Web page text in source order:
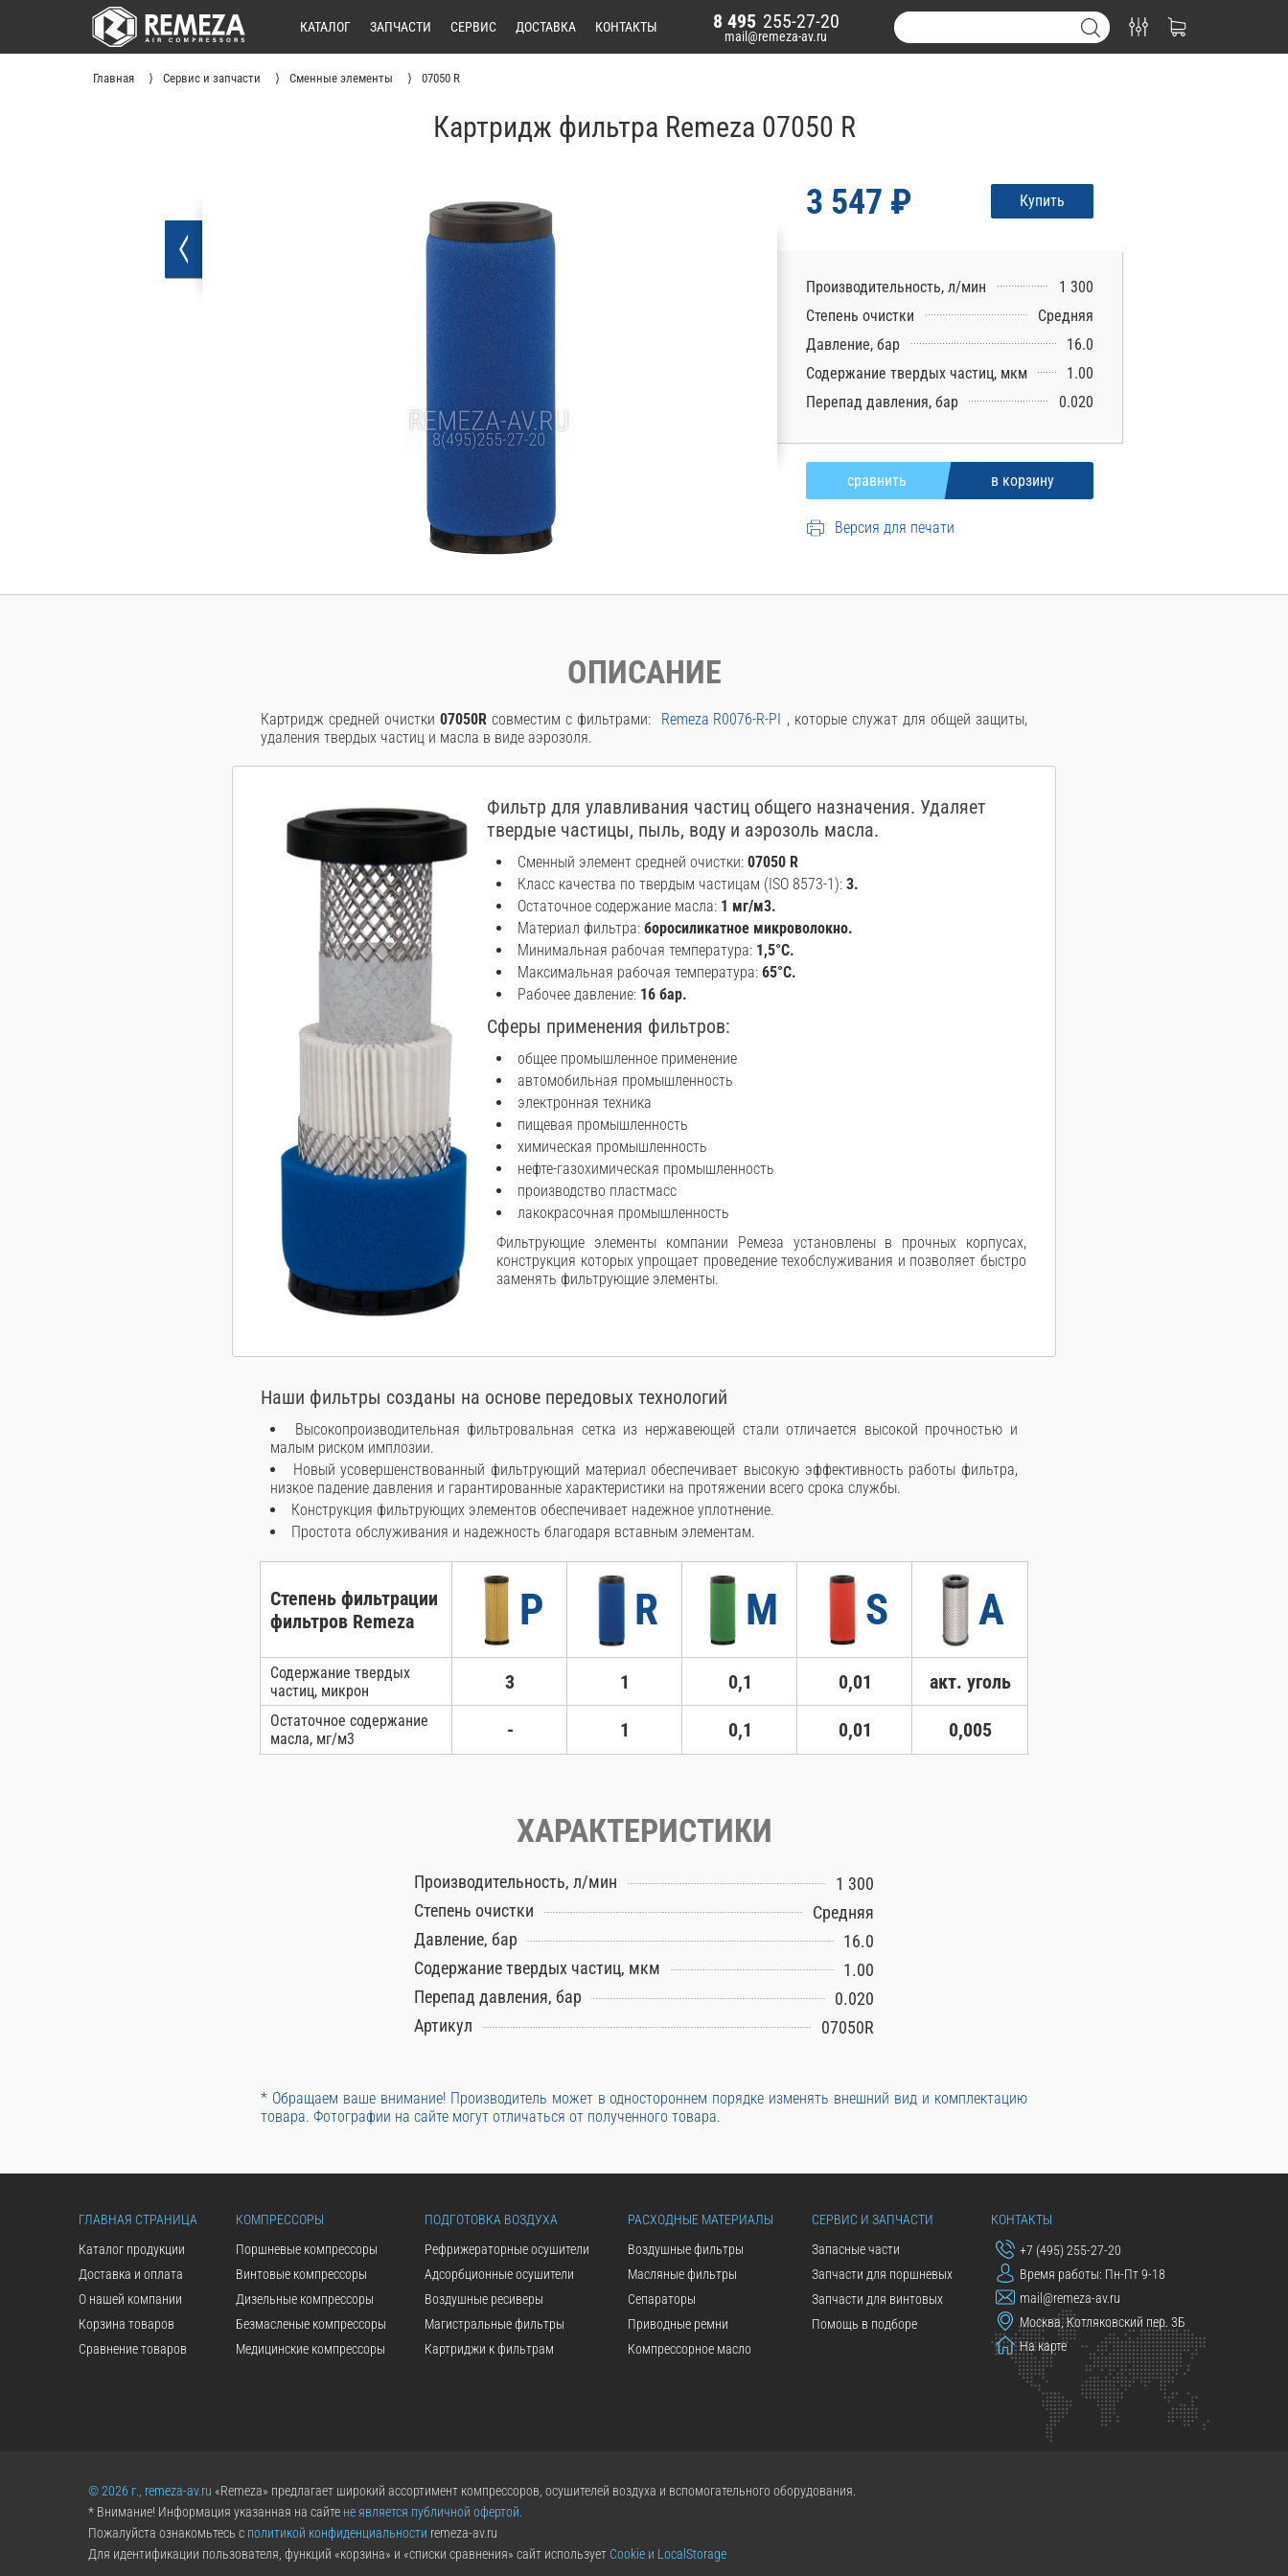
КАТАЛОГ ЗАПЧАСТИ СЕРВИС ДОСТАВКА КОНТАКТЫ 8 495 255-27-20
mail@remeza-av.ru
Главная Сервис и запчасти Сменные элементы 07050 R
Картридж фильтра Remeza 07050 R
3 547 ₽ Купить
Производительность, л/мин
1 300
Степень очистки
Средняя
Давление, бар
16.0
Содержание твердых частиц, мкм
1.00
Перепад давления, бар
0.020
Версия для печати
ОПИСАНИЕ
Картридж средней очистки 07050R совместим с фильтрами: Remeza R0076-R-PI , которые служат для общей защиты,
удаления твердых частиц и масла в виде аэрозоля.
Фильтр для улавливания частиц общего назначения. Удаляет
твердые частицы, пыль, воду и аэрозоль масла.
Сменный элемент средней очистки:07050 R
Класс качества по твердым частицам (ISO 8573-1):3.
Остаточное содержание масла: 1 мг/м3.
Материал фильтра:боросиликатное микроволокно.
Минимальная рабочая температура: 1,5°C.
Максимальная рабочая температура:65°C.
Рабочее давление: 16 бар.
Сферы применения фильтров:
общее промышленное применение
автомобильная промышленность
электронная техника
пищевая промышленность
химическая промышленность
нефте-газохимическая промышленность
производство пластмасс
лакокрасочная промышленность
Фильтрующие элементы компании Ремеза установлены в прочных корпусах,
конструкция которых упрощает проведение техобслуживания и позволяет быстро
заменять фильтрующие элементы.
Наши фильтры созданы на основе передовых технологий
Высокопроизводительная фильтровальная сетка из нержавеющей стали отличается высокой прочностью и
малым риском имплозии.
Новый усовершенствованный фильтрующий материал обеспечивает высокую эффективность работы фильтра,
низкое падение давления и гарантированные характеристики на протяжении всего срока службы.
Конструкция фильтрующих элементов обеспечивает надежное уплотнение.
Простота обслуживания и надежность благодаря вставным элементам.
Степень фильтрации
фильтров Remeza
Содержание твердых
частиц, микрон
Остаточное содержание
масла, мг/м3
P R M S A
3 1 0,1 0,01 акт. уголь
- 1 0,1 0,01 0,005
ХАРАКТЕРИСТИКИ
Производительность, л/мин
1 300
Степень очистки
Средняя
Давление, бар
16.0
Содержание твердых частиц, мкм
1.00
Перепад давления, бар
0.020
Артикул
07050R
* Обращаем ваше внимание! Производитель может в одностороннем порядке изменять внешний вид и комплектацию
товара. Фотографии на сайте могут отличаться от полученного товара.
ГЛАВНАЯ СТРАНИЦА
Каталог продукции
Доставка и оплата
О нашей компании
Корзина товаров
Сравнение товаров
КОМПРЕССОРЫ
Поршневые компрессоры
Винтовые компрессоры
Дизельные компрессоры
Безмасленые компрессоры
Медицинские компрессоры
ПОДГОТОВКА ВОЗДУХА
Рефрижераторные осушители
Адсорбционные осушители
Воздушные ресиверы
Магистральные фильтры
Картриджи к фильтрам
РАСХОДНЫЕ МАТЕРИАЛЫ
Воздушные фильтры
Масляные фильтры
Сепараторы
Приводные ремни
Компрессорное масло
СЕРВИС И ЗАПЧАСТИ
Запасные части
Запчасти для поршневых
Запчасти для винтовых
Помощь в подборе
КОНТАКТЫ
+7 (495) 255-27-20
Время работы: Пн-Пт 9-18
mail@remeza-av.ru
Москва, Котляковский пер. 3Б
На карте
© 2026 г., remeza-av.ru «Remeza» предлагает широкий ассортимент компрессоров, осушителей воздуха и вспомогательного оборудования.
* Внимание! Информация указанная на сайте не является публичной офертой.
Пожалуйста ознакомьтесь с политикой конфиденциальности remeza-av.ru
Для идентификации пользователя, функций «корзина» и «списки сравнения» сайт использует Cookie и LocalStorage